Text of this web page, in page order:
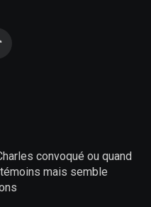
convoqué ou quand
mais semble